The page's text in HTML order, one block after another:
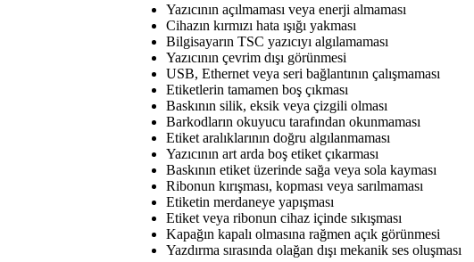
Yazıcının açılmaması veya enerji almaması
Cihazın kırmızı hata ışığı yakması
Bilgisayarın TSC yazıcıyı algılamaması
Yazıcının çevrim dışı görünmesi
USB, Ethernet veya seri bağlantının çalışmaması
Etiketlerin tamamen boş çıkması
Baskının silik, eksik veya çizgili olması
Barkodların okuyucu tarafından okunmaması
Etiket aralıklarının doğru algılanmaması
Yazıcının art arda boş etiket çıkarması
Baskının etiket üzerinde sağa veya sola kayması
Ribonun kırışması, kopması veya sarılmaması
Etiketin merdaneye yapışması
Etiket veya ribonun cihaz içinde sıkışması
Kapağın kapalı olmasına rağmen açık görünmesi
Yazdırma sırasında olağan dışı mekanik ses oluşması